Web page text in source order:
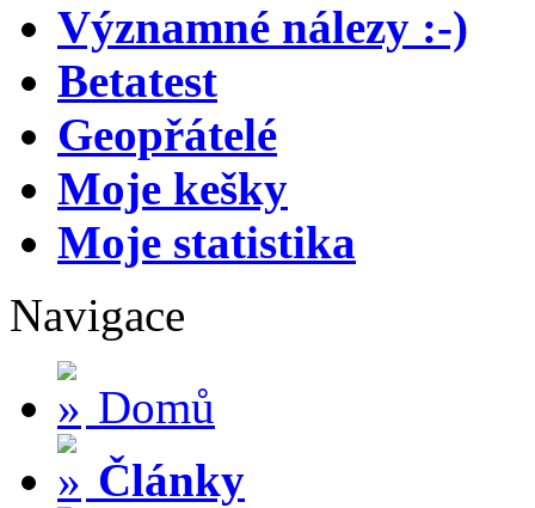
Významné nálezy :-)
Betatest
Geopřátelé
Moje kešky
Moje statistika
Navigace
Domů
Články